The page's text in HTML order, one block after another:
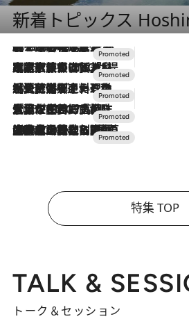
新着トピックス
2026.8.7
【トンボの足水浴】ヒノキの香りに包まれて涼感マックス！約13℃の湧水かけ流しを避暑地「星野温泉 トンボの湯」で体験
2026.7.31
【ホテル帰省】という選択肢をOMOが提案。家族とほどよい距離を保つには「昼は実家、夜は気兼ねなくホテルで！」
2026.7.24
【夏限定ディナーコース】旬を迎える稚鮎や花ズッキーニなどをイタリア・トスカーナの郷土料理の手法で満喫！
2026.7.17
「土佐和ハーブかき氷」がOMO7高知に登場！生姜、山椒、大葉など目にも舌にも涼を呼ぶ郷土の味
2026.7.10
NEW OPEN！【界 草津】名湯の地に誕生。趣の異なる2種の温泉と上州ならではの会席・蕎麦割烹など美食を味わう究極の癒やし旅
特集 TOP
TALK &
トーク＆セッション